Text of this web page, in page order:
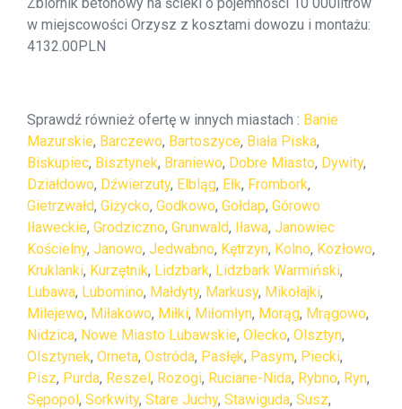
w miejscowości Orzysz z kosztami dowozu i montażu:
4132.00PLN
Sprawdź również ofertę w innych miastach : Banie
Mazurskie, Barczewo, Bartoszyce, Biała Piska,
Biskupiec, Bisztynek, Braniewo, Dobre Miasto, Dywity,
Działdowo, Dźwierzuty, Elbląg, Ełk, Frombork,
Gietrzwałd, Giżycko, Godkowo, Gołdap, Górowo
Iławeckie, Grodziczno, Grunwald, Iława, Janowiec
Kościelny, Janowo, Jedwabno, Kętrzyn, Kolno, Kozłowo,
Kruklanki, Kurzętnik, Lidzbark, Lidzbark Warmiński,
Lubawa, Lubomino, Małdyty, Markusy, Mikołajki,
Milejewo, Miłakowo, Miłki, Miłomłyn, Morąg, Mrągowo,
Nidzica, Nowe Miasto Lubawskie, Olecko, Olsztyn,
Olsztynek, Orneta, Ostróda, Pasłęk, Pasym, Piecki,
Pisz, Purda, Reszel, Rozogi, Ruciane-Nida, Rybno, Ryn,
Sępopol, Sorkwity, Stare Juchy, Stawiguda, Susz,